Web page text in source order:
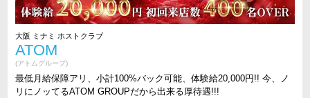
大阪 ミナミ ホストクラブ
ATOM
(アトムグループ)
最低月給保障アリ、小計100%バック可能、体験給20,000円!! 今、ノ
リにノッてるATOM GROUPだから出来る厚待遇!!!